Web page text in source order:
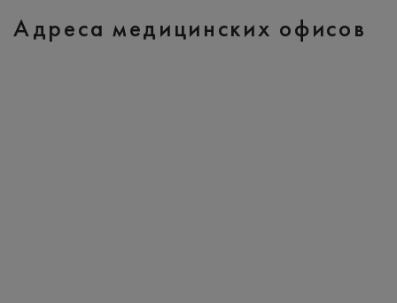
Адреса медицинских офисов